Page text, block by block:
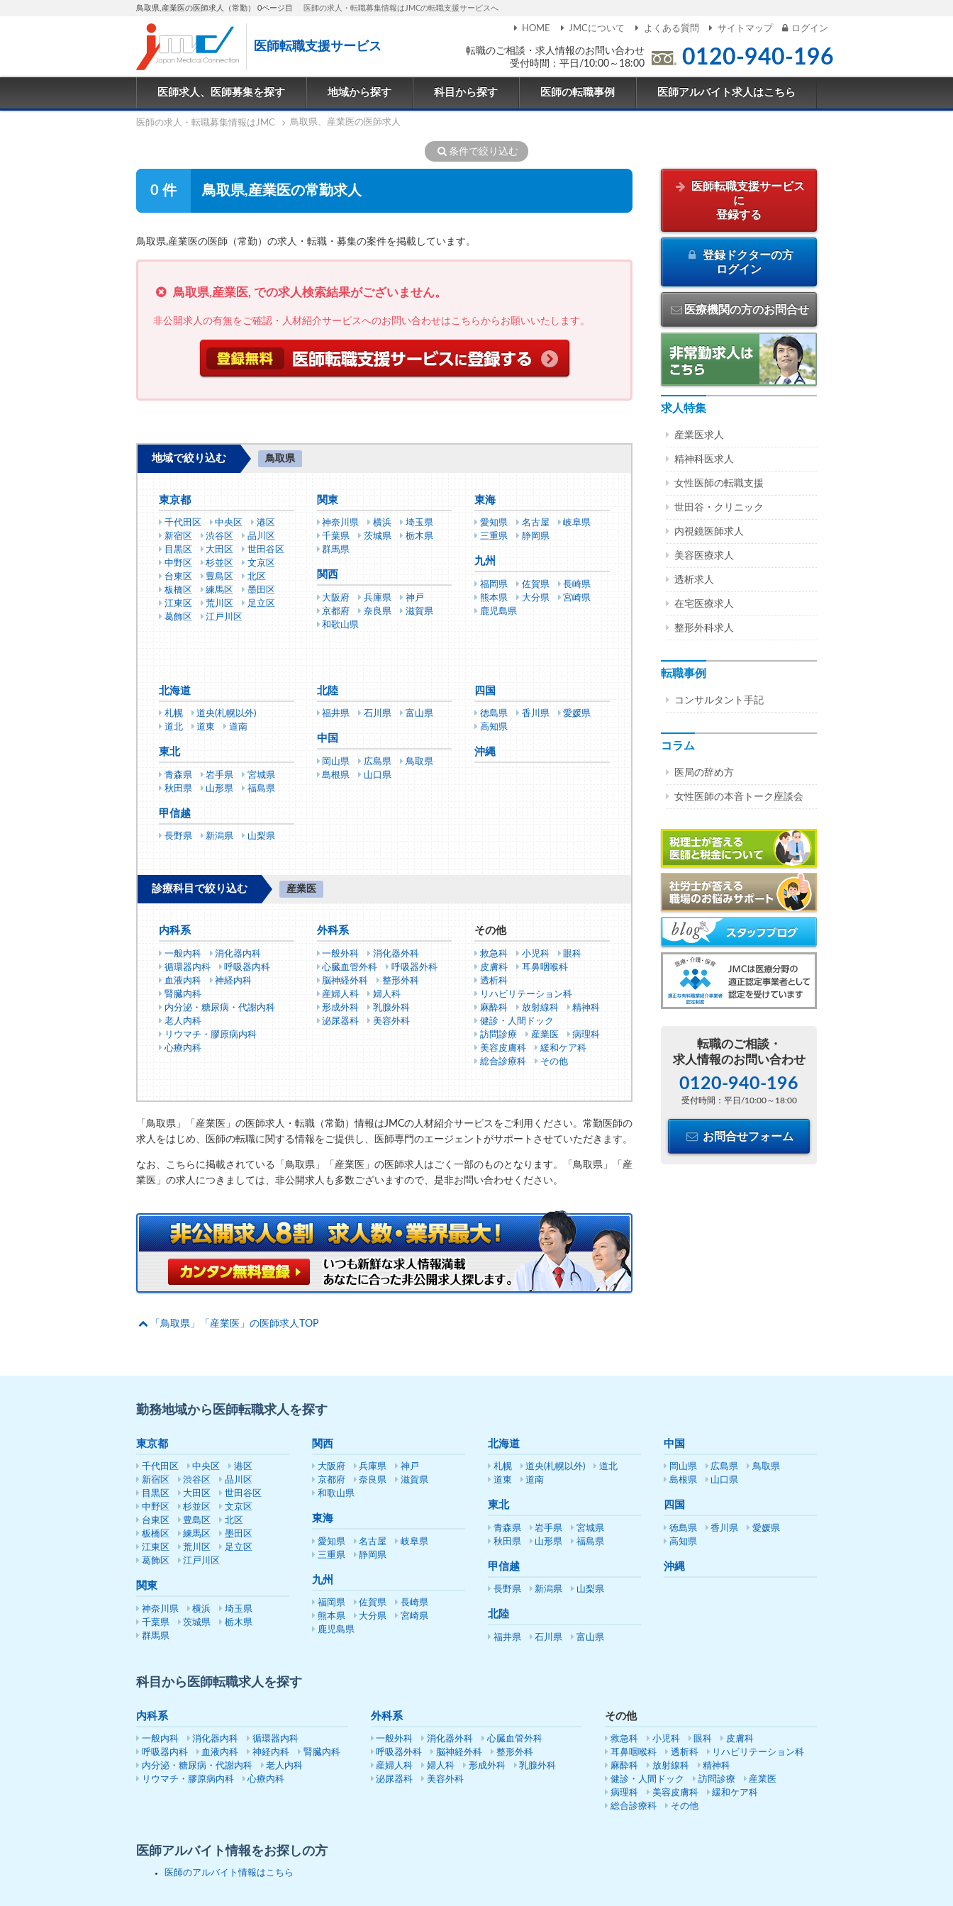
鳥取県,産業医の医師求人（常勤） 0ページ目 医師の求人・転職募集情報はJMCの転職支援サービスへ
医師転職支援サービス
転職のご相談・求人情報のお問い合わせ
受付時間：平日/10:00～18:00
0120-940-196
HOME JMCについて よくある質問 サイトマップ ログイン
医師求人、医師募集を探す 地域から探す 科目から探す 医師の転職事例 医師アルバイト求人はこちら
医師の求人・転職募集情報はJMC 鳥取県、産業医の医師求人
条件で絞り込む
0 件 鳥取県,産業医の常勤求人
鳥取県,産業医の医師（常勤）の求人・転職・募集の案件を掲載しています。
鳥取県,産業医, での求人検索結果がございません。
非公開求人の有無をご確認・人材紹介サービスへのお問い合わせはこちらからお願いいたします。
地域で絞り込む 鳥取県
東京都
千代田区 中央区
港区
新宿区
渋谷区
品川区
目黒区
大田区
世田谷区
中野区
杉並区
文京区
台東区
豊島区
北区
板橋区
練馬区
墨田区
江東区
荒川区
足立区
葛飾区
江戸川区
関東
神奈川県 横浜
埼玉県
千葉県
茨城県
栃木県
群馬県
関西
大阪府 兵庫県
神戸
京都府
奈良県
滋賀県
和歌山県
東海
愛知県 名古屋
岐阜県
三重県
静岡県
九州
福岡県 佐賀県
長崎県
熊本県
大分県
宮崎県
鹿児島県
北海道
札幌
道央(札幌以外)
道北
道東 道南
東北
青森県 岩手県
宮城県
秋田県
山形県 福島県
甲信越
長野県 新潟県 山梨県
北陸
福井県 石川県 富山県
中国
岡山県 広島県
鳥取県
島根県
山口県
四国
徳島県 香川県
愛媛県
高知県
沖縄
診療科目で絞り込む 産業医
内科系
一般内科
消化器内科
循環器内科
呼吸器内科
血液内科
神経内科
腎臓内科
内分泌・糖尿病・代謝内科
老人内科
リウマチ・膠原病内科
心療内科
外科系
一般外科
消化器外科
心臓血管外科
呼吸器外科
脳神経外科
整形外科
産婦人科
婦人科
形成外科
乳腺外科
泌尿器科
美容外科
その他
救急科 小児科
眼科
皮膚科
耳鼻咽喉科
透析科
リハビリテーション科
麻酔科
放射線科
精神科
健診・人間ドック
訪問診療
産業医
病理科
美容皮膚科
緩和ケア科
総合診療科
その他
「鳥取県」「産業医」の医師求人・転職（常勤）情報はJMCの人材紹介サービスをご利用ください。常勤医師の
求人をはじめ、医師の転職に関する情報をご提供し、医師専門のエージェントがサポートさせていただきます。
なお、こちらに掲載されている「鳥取県」「産業医」の医師求人はごく一部のものとなります。「鳥取県」「産
業医」の求人につきましては、非公開求人も多数ございますので、是非お問い合わせください。
「鳥取県」「産業医」の医師求人TOP
医師転職支援サービス
に
登録する
登録ドクターの方
ログイン
医療機関の方のお問合せ
求人特集
産業医求人
精神科医求人
女性医師の転職支援
世田谷・クリニック
内視鏡医師求人
美容医療求人
透析求人
在宅医療求人
整形外科求人
転職事例
コンサルタント手記
コラム
医局の辞め方
女性医師の本音トーク座談会
転職のご相談・
求人情報のお問い合わせ
0120-940-196
受付時間：平日/10:00～18:00
お問合せフォーム
勤務地域から医師転職求人を探す
東京都
千代田区 中央区
港区
新宿区
渋谷区
品川区
目黒区
大田区
世田谷区
中野区
杉並区
文京区
台東区
豊島区
北区
板橋区
練馬区
墨田区
江東区
荒川区
足立区
葛飾区
江戸川区
関東
神奈川県 横浜
埼玉県
千葉県
茨城県
栃木県
群馬県
関西
大阪府 兵庫県
神戸
京都府
奈良県
滋賀県
和歌山県
東海
愛知県 名古屋
岐阜県
三重県
静岡県
九州
福岡県 佐賀県
長崎県
熊本県
大分県
宮崎県
鹿児島県
北海道
札幌 道央(札幌以外)
道北
道東
道南
東北
青森県 岩手県
宮城県
秋田県
山形県 福島県
甲信越
長野県 新潟県 山梨県
北陸
福井県 石川県 富山県
中国
岡山県 広島県
鳥取県
島根県
山口県
四国
徳島県 香川県
愛媛県
高知県
沖縄
科目から医師転職求人を探す
内科系
一般内科 消化器内科
循環器内科
呼吸器内科
血液内科 神経内科
腎臓内科
内分泌・糖尿病・代謝内科
老人内科
リウマチ・膠原病内科
心療内科
外科系
一般外科 消化器外科
心臓血管外科
呼吸器外科
脳神経外科
整形外科
産婦人科
婦人科 形成外科
乳腺外科
泌尿器科
美容外科
その他
救急科 小児科 眼科
皮膚科
耳鼻咽喉科
透析科
リハビリテーション科
麻酔科
放射線科
精神科
健診・人間ドック
訪問診療
産業医
病理科
美容皮膚科
緩和ケア科
総合診療科
その他
医師アルバイト情報をお探しの方
医師のアルバイト情報はこちら